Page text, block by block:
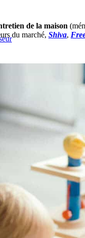
de la maison
du marché, Shiva,